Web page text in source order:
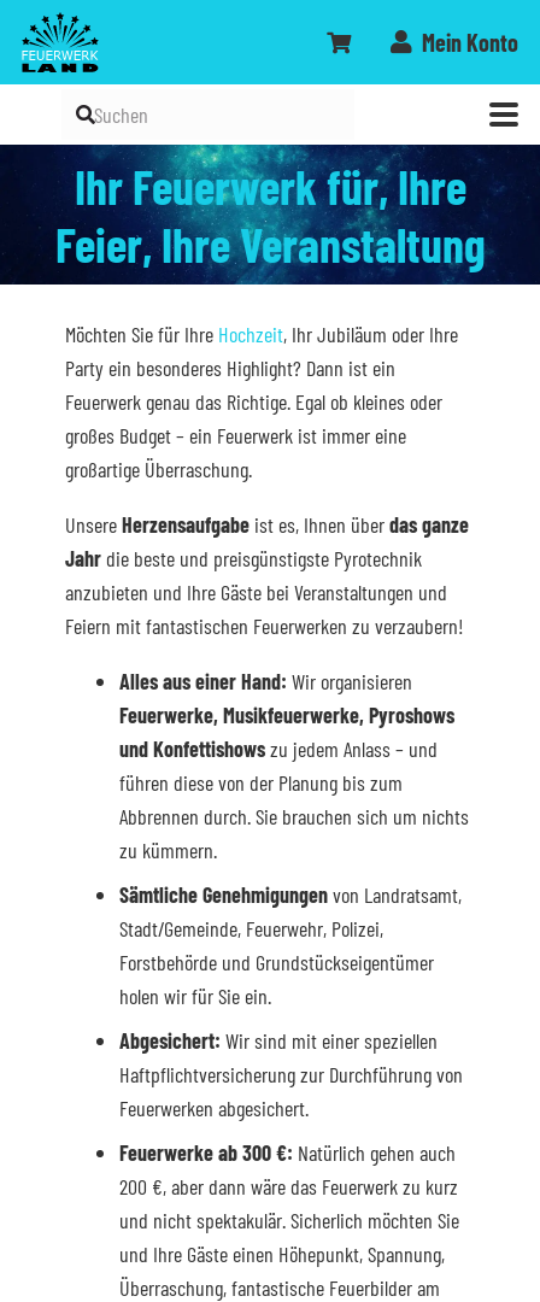
Mein Konto
Ihr Feuerwerk für, Ihre
Feier, Ihre Veranstaltung
Möchten Sie für Ihre Hochzeit, Ihr Jubiläum oder Ihre
Party ein besonderes Highlight? Dann ist ein
Feuerwerk genau das Richtige. Egal ob kleines oder
großes Budget – ein Feuerwerk ist immer eine
großartige Überraschung.
UnsereHerzensaufgabe ist es, Ihnen überdas ganze
Jahr die beste und preisgünstigste Pyrotechnik
anzubieten und Ihre Gäste bei Veranstaltungen und
Feiern mit fantastischen Feuerwerken zu verzaubern!
Alles aus einer Hand: Wir organisieren
Feuerwerke, Musikfeuerwerke, Pyroshows
und Konfettishowszu jedem Anlass – und
führen diese von der Planung bis zum
Abbrennen durch. Sie brauchen sich um nichts
zu kümmern.
Sämtliche Genehmigungenvon Landratsamt,
Stadt/Gemeinde, Feuerwehr, Polizei,
Forstbehörde und Grundstückseigentümer
holen wir für Sie ein.
Abgesichert: Wir sind mit einer speziellen
Haftpflichtversicherung zur Durchführung von
Feuerwerken abgesichert.
Feuerwerke ab 300 €: Natürlich gehen auch
200 €, aber dann wäre das Feuerwerk zu kurz
und nicht spektakulär. Sicherlich möchten Sie
und Ihre Gäste einen Höhepunkt, Spannung,
Überraschung, fantastische Feuerbilder am